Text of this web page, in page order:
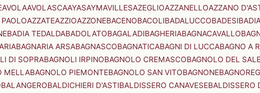
AVOLAAVOLASCAAYASAYMAVILLESAZEGLIOAZZANELLOAZZANO
AZZATEAZZIOAZZONEBACENOBACOLIBADALUCCOBADESI
BADIA TEDALDABADOLATOBAGALADIBAGHERIABAGNACAVALLO
BAGNARIA ARSABAGNASCOBAGNATICABAGNI DI LUCCABAGNO A
DI SOPRABAGNOLI IRPINOBAGNOLO CREMASCOBAGNOLO DEL
MELLABAGNOLO PIEMONTEBAGNOLO SAN VITOBAGNONE
BALANGEROBALDICHIERI D'ASTIBALDISSERO CANAVESEBALDISSERO